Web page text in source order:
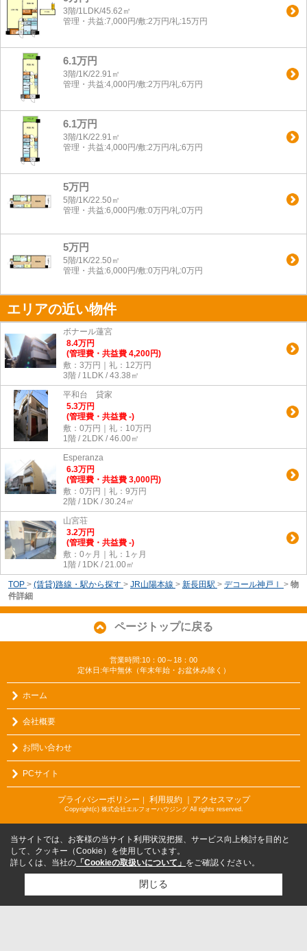
3階/1LDK/45.62㎡
管理・共益:7,000円/敷:2万円/礼:15万円
6.1万円
3階/1K/22.91㎡
管理・共益:4,000円/敷:2万円/礼:6万円
6.1万円
3階/1K/22.91㎡
管理・共益:4,000円/敷:2万円/礼:6万円
5万円
5階/1K/22.50㎡
管理・共益:6,000円/敷:0万円/礼:0万円
5万円
5階/1K/22.50㎡
管理・共益:6,000円/敷:0万円/礼:0万円
エリアの近い物件
ボナール蓮宮
8.4万円
(管理費・共益費 4,200円)
敷：3万円｜礼：12万円
3階 / 1LDK / 43.38㎡
平和台 貸家
5.3万円
(管理費・共益費 -)
敷：0万円｜礼：10万円
1階 / 2LDK / 46.00㎡
Esperanza
6.3万円
(管理費・共益費 3,000円)
敷：0万円｜礼：9万円
2階 / 1DK / 30.24㎡
山宮荘
3.2万円
(管理費・共益費 -)
敷：0ヶ月｜礼：1ヶ月
1階 / 1DK / 21.00㎡
TOP > (賃貸)路線・駅から探す > JR山陽本線 > 新長田駅 > デコール神戸Ⅰ > 物
件詳細
ページトップに戻る
営業時間:10：00～18：00
定休日:年中無休（年末年始・お盆休み除く）
ホーム
会社概要
お問い合わせ
PCサイト
プライバシーポリシー ｜ 利用規約 ｜アクセスマップ
Copyright(c) 株式会社エルフォーハウジング All rights reserved.
当サイトでは、お客様の当サイト利用状況把握、サービス向上検討を目的と
して、クッキー（Cookie）を使用しています。
詳しくは、当社の 「Cookieの取扱いについて」 をご確認ください。
閉じる